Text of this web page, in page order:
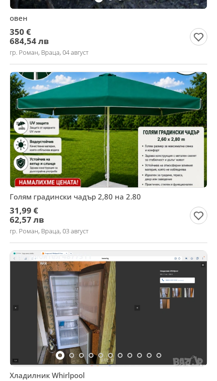
овен
350 €
684,54 лв
гр. Роман, Враца, 04 август
Голям градински чадър 2,80 на 2.80
31,99 €
62,57 лв
гр. Роман, Враца, 03 август
Хладилник Whirlpool